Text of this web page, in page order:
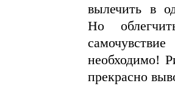
вылечить в
Но
необходимо!
прекрасно